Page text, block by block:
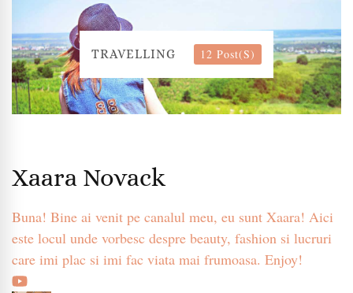
TRAVELLING 12 Post(s)
Xaara Novack
Buna! Bine ai venit pe canalul meu, eu sunt Xaara! Aici
este locul unde vorbesc despre beauty, fashion si lucruri
care imi plac si imi fac viata mai frumoasa. Enjoy!